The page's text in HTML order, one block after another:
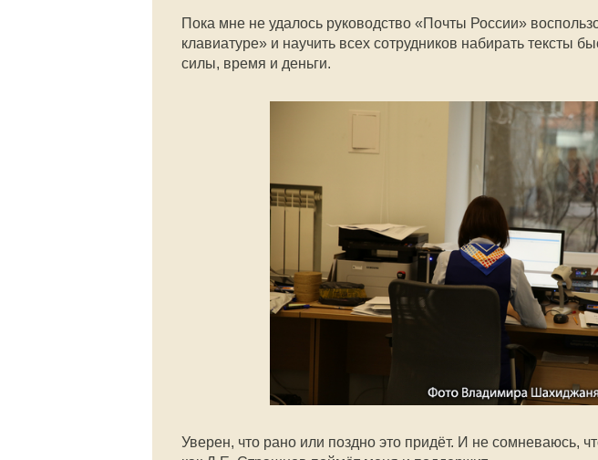
Пока мне не удалось руководство «Почты России»
клавиатуре» и научить всех сотрудников набирать тексты
силы, время и деньги.
Уверен, что рано или поздно это придёт. И не сомневаюсь,